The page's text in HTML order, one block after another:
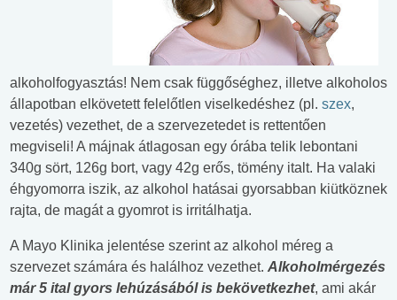
alkoholfogyasztás! Nem csak függőséghez, illetve alkoholos
állapotban elkövetett felelőtlen viselkedéshez (pl. szex,
vezetés) vezethet, de a szervezetedet is rettentően
megviseli! A májnak átlagosan egy órába telik lebontani
340g sört, 126g bort, vagy 42g erős, tömény italt. Ha valaki
éhgyomorra iszik, az alkohol hatásai gyorsabban kiütköznek
rajta, de magát a gyomrot is irritálhatja.
A Mayo Klinika jelentése szerint az alkohol méreg a
szervezet számára és halálhoz vezethet. Alkoholmérgezés
már 5 ital gyors lehúzásából is bekövetkezhet, ami akár